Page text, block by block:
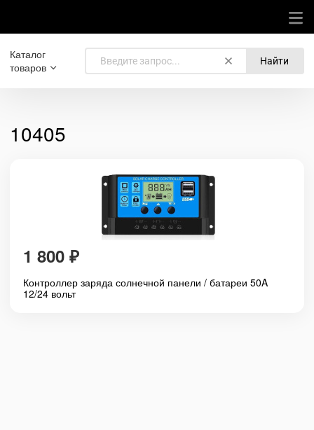
Каталог
товаров
Найти
10405
1 800 ₽
Контроллер заряда солнечной панели / батареи 50A
12/24 вольт